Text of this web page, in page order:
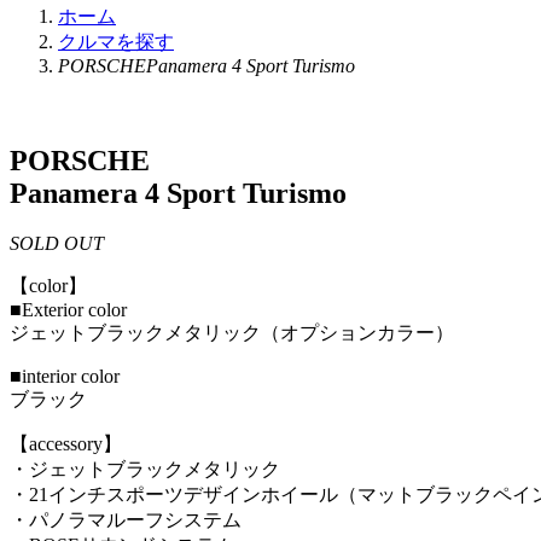
ホーム
クルマを探す
PORSCHEPanamera 4 Sport Turismo
PORSCHE
Panamera 4 Sport Turismo
SOLD OUT
【color】
■Exterior color
ジェットブラックメタリック（オプションカラー）
■interior color
ブラック
【accessory】
・ジェットブラックメタリック
・21インチスポーツデザインホイール（マットブラックペイ
・パノラマルーフシステム